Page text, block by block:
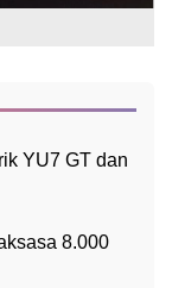
YU7 GT dan
8.000